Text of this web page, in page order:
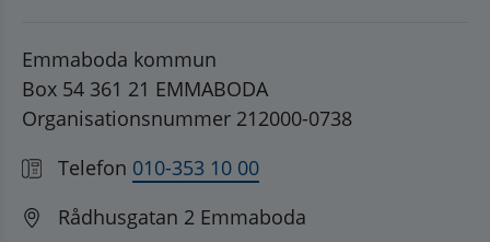
Emmaboda kommun
Box 54 361 21 EMMABODA
Organisationsnummer 212000-0738
Telefon 010-353 10 00
Rådhusgatan 2 Emmaboda